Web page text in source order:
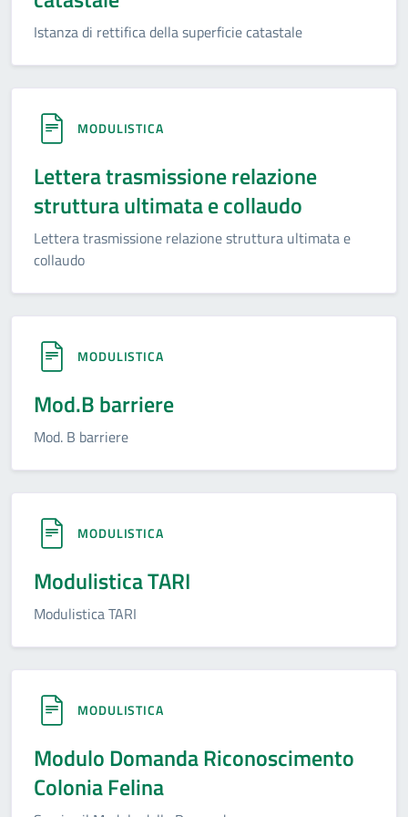
Istanza di rettifica della superficie catastale
MODULISTICA
Lettera trasmissione relazione
struttura ultimata e collaudo
Lettera trasmissione relazione struttura ultimata e
collaudo
MODULISTICA
Mod.B barriere
Mod. B barriere
MODULISTICA
Modulistica TARI
Modulistica TARI
MODULISTICA
Modulo Domanda Riconoscimento
Colonia Felina